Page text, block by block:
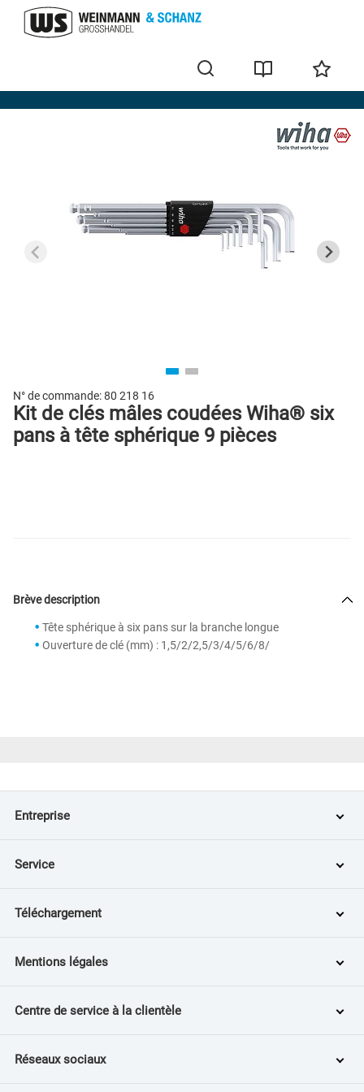
Kits de clés mâles et femelles
N° de commande:80 218 16
Kit de clés mâles coudées Wiha® six
pans à tête sphérique 9 pièces
Brève description
Tête sphérique à six pans sur la branche longue
Ouverture de clé (mm) : 1,5/2/2,5/3/4/5/6/8/
Entreprise
Service
Téléchargement
Mentions légales
Centre de service à la clientèle
Réseaux sociaux